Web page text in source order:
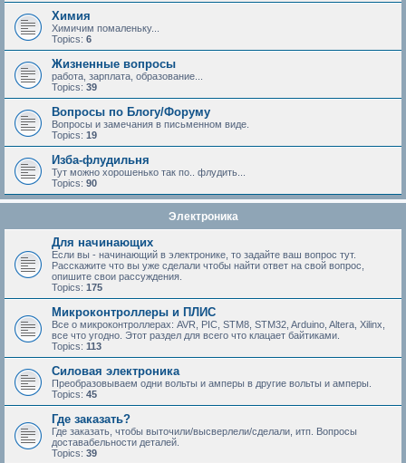
Химия
Химичим помаленьку...
Topics: 6
Жизненные вопросы
работа, зарплата, образование...
Topics: 39
Вопросы по Блогу/Форуму
Вопросы и замечания в письменном виде.
Topics: 19
Изба-флудильня
Тут можно хорошенько так по.. флудить...
Topics: 90
Электроника
Для начинающих
Если вы - начинающий в электронике, то задайте ваш вопрос тут.
Расскажите что вы уже сделали чтобы найти ответ на свой вопрос,
опишите свои рассуждения.
Topics: 175
Микроконтроллеры и ПЛИС
Все о микроконтроллерах: AVR, PIC, STM8, STM32, Arduino, Altera, Xilinx,
все что угодно. Этот раздел для всего что клацает байтиками.
Topics: 113
Силовая электроника
Преобразовываем одни вольты и амперы в другие вольты и амперы.
Topics: 45
Где заказать?
Где заказать, чтобы выточили/высверлели/сделали, итп. Вопросы
доставабельности деталей.
Topics: 39